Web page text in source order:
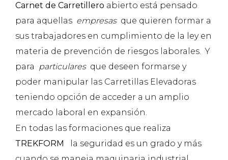
Carnet de Carretillero abierto está pensado
para aquellas empresas que quieren formar a
sus trabajadores en cumplimiento de la ley en
materia de prevención de riesgos laborales. Y
para particulares que deseen formarse y
poder manipular las Carretillas Elevadoras
teniendo opción de acceder a un amplio
mercado laboral en expansión.
En todas las formaciones que realiza
TREKFORM
la seguridad es un grado y más